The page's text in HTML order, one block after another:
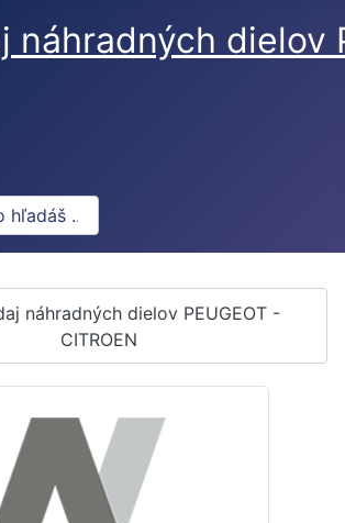
náhradných dielov
náhradných dielov PEUGEOT -
CITROEN